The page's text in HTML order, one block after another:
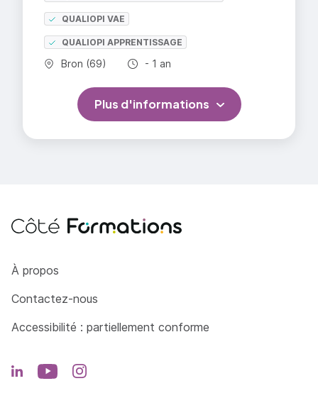
QUALIOPI VAE
QUALIOPI APPRENTISSAGE
Commune :
Bron (69) Durée totale :
- 1 an
Plus d'informations
Côté Formations
À propos
Contactez-nous
Accessibilité : partiellement conforme